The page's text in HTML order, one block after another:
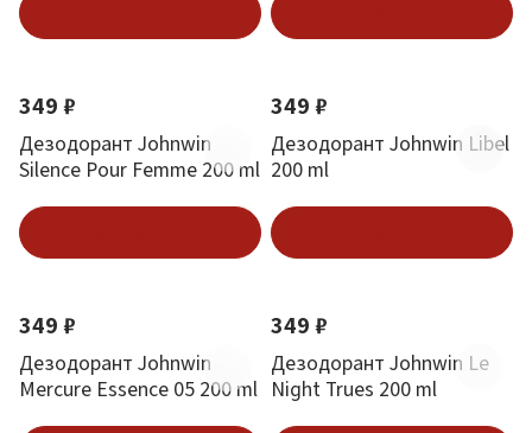
349 ₽
Дезодорант Johnwin
Silence Pour Femme 200 ml
349 ₽
Дезодорант Johnwin Libel
200 ml
349 ₽
Дезодорант Johnwin
Mercure Essence 05 200 ml
349 ₽
Дезодорант Johnwin Le
Night Trues 200 ml